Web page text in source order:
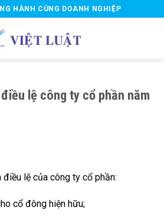
HÀNH CÙNG DOANH NGHIỆP
lệ công ty cổ phần năm
lệ của công ty cổ phần:
cổ đông hiện hữu;